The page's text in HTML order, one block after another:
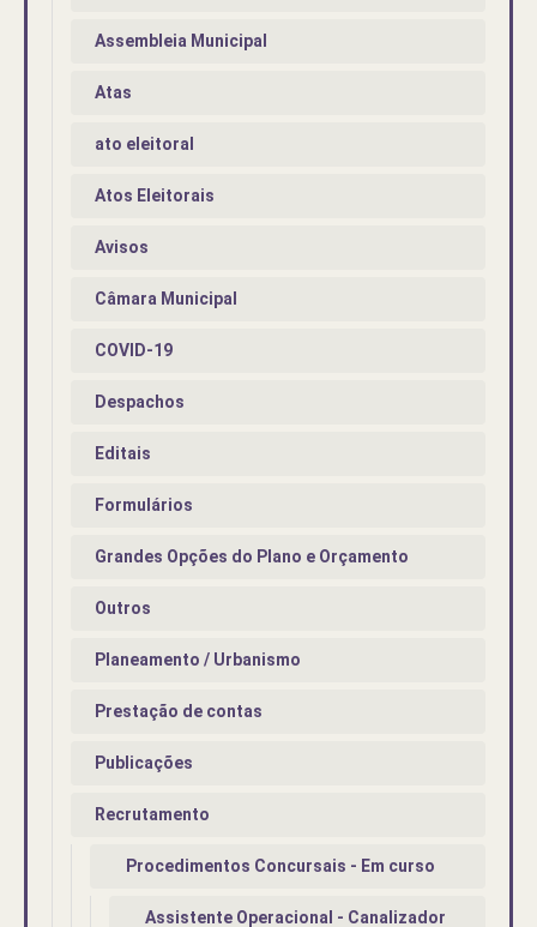
Assembleia Municipal
Atas
ato eleitoral
Atos Eleitorais
Avisos
Câmara Municipal
COVID-19
Despachos
Editais
Formulários
Grandes Opções do Plano e Orçamento
Outros
Planeamento / Urbanismo
Prestação de contas
Publicações
Recrutamento
Procedimentos Concursais - Em curso
Assistente Operacional - Canalizador